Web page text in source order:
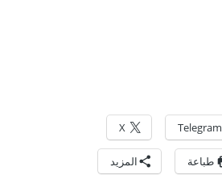
Telegram
X
طباعة المزيد